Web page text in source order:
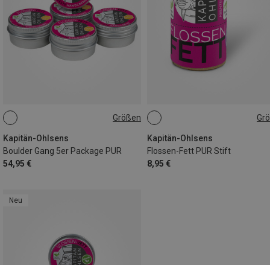
Größen
Kapitän-Ohlsens
Boulder Gang 5er Package PUR
54,95 €
5X18G
Kapitän-Ohlsens
Flossen-Fett PUR Stift
8,95 €
10G
Neu